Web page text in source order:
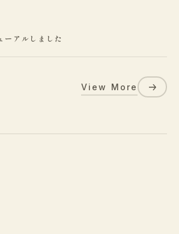
ーアルしました
View More